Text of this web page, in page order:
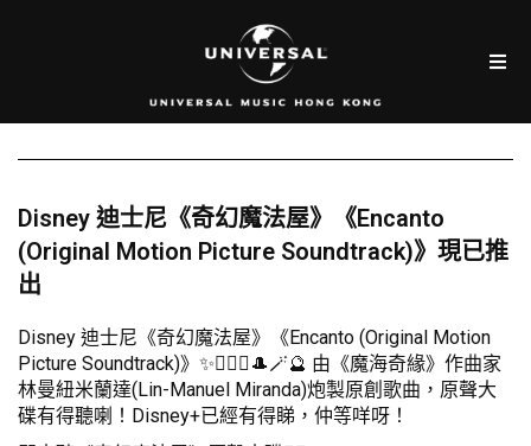
Disney 迪士尼《奇幻魔法屋》《Encanto
(Original Motion Picture Soundtrack)》現已推
出
Disney 迪士尼《奇幻魔法屋》《Encanto (Original Motion
Picture Soundtrack)》✨🧙🏻‍♀️🎩🪄🔮 由《魔海奇緣》作曲家
林曼紐米蘭達(Lin-Manuel Miranda)炮製原創歌曲，原聲大
碟有得聽喇！Disney+已經有得睇，仲等咩呀！